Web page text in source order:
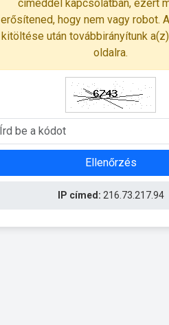
címeddel kapcsolatban, ezért
erősítened, hogy nem vagy robot.
kitöltése után továbbirányítunk a(z)
oldalra.
Ellenőrzés
IP címed: 216.73.217.94